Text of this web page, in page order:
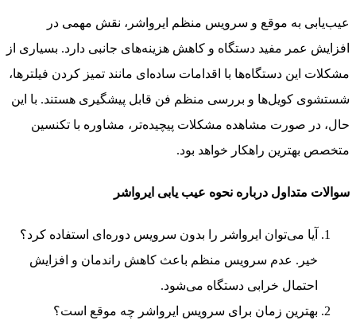
عیب‌یابی به موقع و سرویس منظم ایرواشر، نقش مهمی در
افزایش عمر مفید دستگاه و کاهش هزینه‌های جانبی دارد. بسیاری از
مشکلات این دستگاه‌ها با اقدامات ساده‌ای مانند تمیز کردن فیلترها،
شستشوی کویل‌ها و بررسی منظم فن قابل پیشگیری هستند. با این
حال، در صورت مشاهده مشکلات پیچیده‌تر، مشاوره با تکنسین
متخصص بهترین راهکار خواهد بود.
سوالات متداول درباره نحوه عیب یابی ایرواشر
آیا می‌توان ایرواشر را بدون سرویس دوره‌ای استفاده کرد؟
خیر. عدم سرویس منظم باعث کاهش راندمان و افزایش
احتمال خرابی دستگاه می‌شود.
بهترین زمان برای سرویس ایرواشر چه موقع است؟